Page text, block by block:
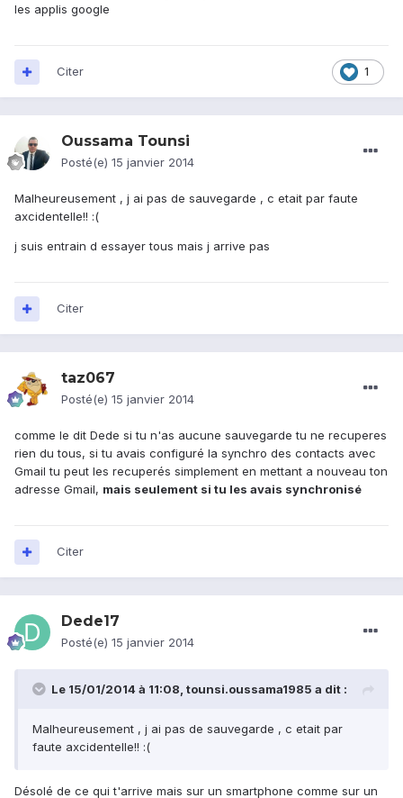
les applis google
1
Citer
Oussama Tounsi
Posté(e) 15 janvier 2014
Malheureusement , j ai pas de sauvegarde , c etait par faute
axcidentelle!! :(
j suis entrain d essayer tous mais j arrive pas
Citer
taz067
Posté(e) 15 janvier 2014
comme le dit Dede si tu n'as aucune sauvegarde tu ne recuperes
rien du tous, si tu avais configuré la synchro des contacts avec
Gmail tu peut les recuperés simplement en mettant a nouveau ton
adresse Gmail, mais seulement si tu les avais synchronisé
Citer
Dede17
Posté(e) 15 janvier 2014
Le 15/01/2014 à 11:08, tounsi.oussama1985 a dit :
Malheureusement , j ai pas de sauvegarde , c etait par
faute axcidentelle!! :(
Désolé de ce qui t'arrive mais sur un smartphone comme sur un